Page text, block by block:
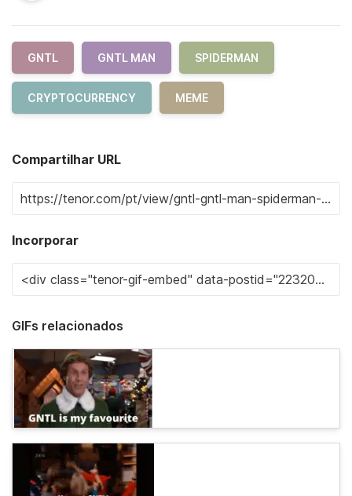
GNTL GNTL MAN SPIDERMAN
CRYPTOCURRENCY MEME
Compartilhar URL
Incorporar
GIFs relacionados